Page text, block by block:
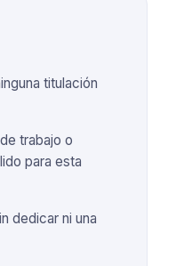
titulación
trabajo o
para esta
dedicar ni una